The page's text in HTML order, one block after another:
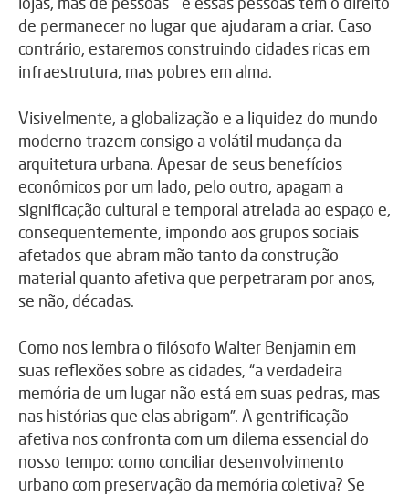
de permanecer no lugar que ajudaram a criar. Caso
contrário, estaremos construindo cidades ricas em
infraestrutura, mas pobres em alma.
Visivelmente, a globalização e a liquidez do mundo
moderno trazem consigo a volátil mudança da
arquitetura urbana. Apesar de seus benefícios
econômicos por um lado, pelo outro, apagam a
significação cultural e temporal atrelada ao espaço e,
consequentemente, impondo aos grupos sociais
afetados que abram mão tanto da construção
material quanto afetiva que perpetraram por anos,
se não, décadas.
Como nos lembra o filósofo Walter Benjamin em
suas reflexões sobre as cidades, “a verdadeira
memória de um lugar não está em suas pedras, mas
nas histórias que elas abrigam”. A gentrificação
afetiva nos confronta com um dilema essencial do
nosso tempo: como conciliar desenvolvimento
urbano com preservação da memória coletiva? Se